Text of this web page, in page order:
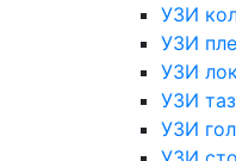
УЗИ
УЗИ
УЗИ
УЗИ
УЗИ